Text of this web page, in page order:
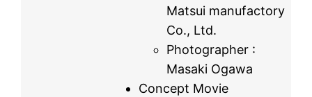
Matsui manufactory
Co., Ltd.
Photographer :
Masaki Ogawa
Concept Movie